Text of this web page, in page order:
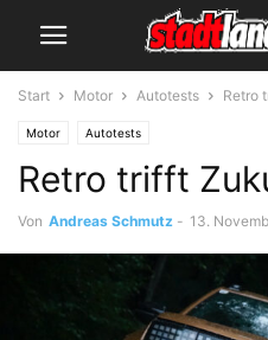
Start Motor Autotests Retro
Motor Autotests
Retro trifft
Von Andreas Schmutz - 13.